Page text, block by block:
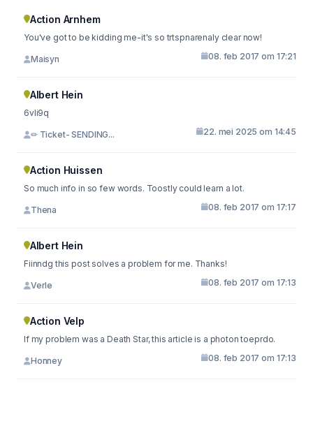
Action Arnhem
You've got to be kidding me-it's so trtspnarenaly clear now!
Maisyn 08. feb 2017 om 17:21
Albert Hein
6vli9q
✏ Ticket- SENDING... 22. mei 2025 om 14:45
Action Huissen
So much info in so few words. Toostly could learn a lot.
Thena 08. feb 2017 om 17:17
Albert Hein
Fiinndg this post solves a problem for me. Thanks!
Verle 08. feb 2017 om 17:13
Action Velp
If my problem was a Death Star, this article is a photon toeprdo.
Honney 08. feb 2017 om 17:13